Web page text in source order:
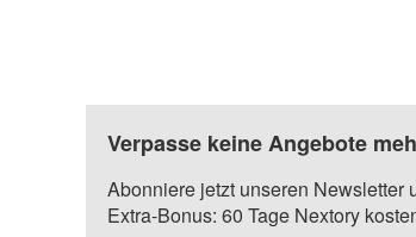
Verpasse keine Angebote
Abonniere jetzt unseren Newsletter
Extra-Bonus: 60 Tage Nextory